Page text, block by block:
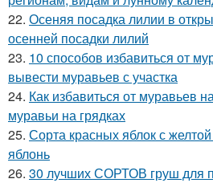
22. Осеняя посадка лилии в
осенней посадки лилий
23. 10 способов избавиться от
вывести муравьев с участка
24. Как избавиться от муравьев
муравьи на грядках
25. Сорта красных яблок с
яблонь
26. 30 лучших СОРТОВ груш для